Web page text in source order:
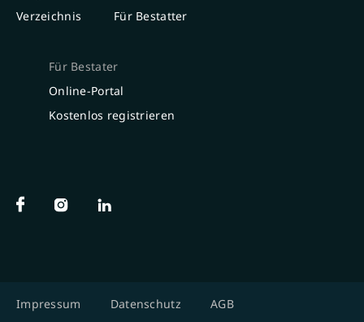
Verzeichnis
Für Bestatter
Für Bestater
Online-Portal
Kostenlos registrieren
Impressum Datenschutz AGB